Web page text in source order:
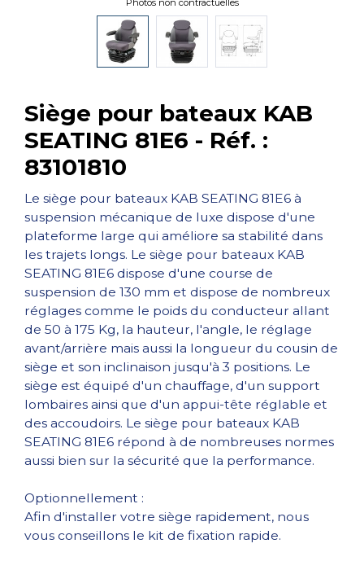
Siège pour bateaux KAB
SEATING 81E6 - Réf. :
83101810
Le siège pour bateaux KAB SEATING 81E6 à
suspension mécanique de luxe dispose d'une
plateforme large qui améliore sa stabilité dans
les trajets longs. Le siège pour bateaux KAB
SEATING 81E6 dispose d'une course de
suspension de 130 mm et dispose de nombreux
réglages comme le poids du conducteur allant
de 50 à 175 Kg, la hauteur, l'angle, le réglage
avant/arrière mais aussi la longueur du cousin de
siège et son inclinaison jusqu'à 3 positions. Le
siège est équipé d'un chauffage, d'un support
lombaires ainsi que d'un appui-tête réglable et
des accoudoirs. Le siège pour bateaux KAB
SEATING 81E6 répond à de nombreuses normes
aussi bien sur la sécurité que la performance.
Optionnellement :
Afin d'installer votre siège rapidement, nous
vous conseillons le kit de fixation rapide.
Photos non contractuelles